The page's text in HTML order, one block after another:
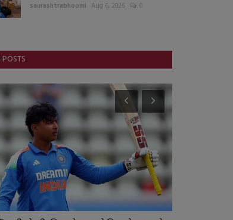
saurashtrabhoomi Aug 6, 2026 0